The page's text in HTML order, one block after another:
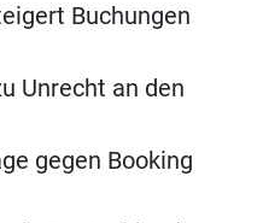
Buchungen
Unrecht an den
gegen Booking